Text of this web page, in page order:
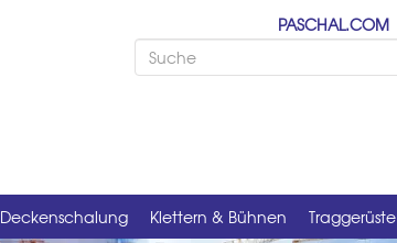
PASCHAL.COM
Deckenschalung Klettern & Bühnen Traggerüste